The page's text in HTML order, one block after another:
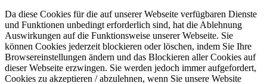
Da diese Cookies für die auf unserer Webseite verfügbaren Dienste
und Funktionen unbedingt erforderlich sind, hat die Ablehnung
Auswirkungen auf die Funktionsweise unserer Webseite. Sie
können Cookies jederzeit blockieren oder löschen, indem Sie Ihre
Browsereinstellungen ändern und das Blockieren aller Cookies auf
dieser Webseite erzwingen. Sie werden jedoch immer aufgefordert,
Cookies zu akzeptieren / abzulehnen, wenn Sie unsere Website